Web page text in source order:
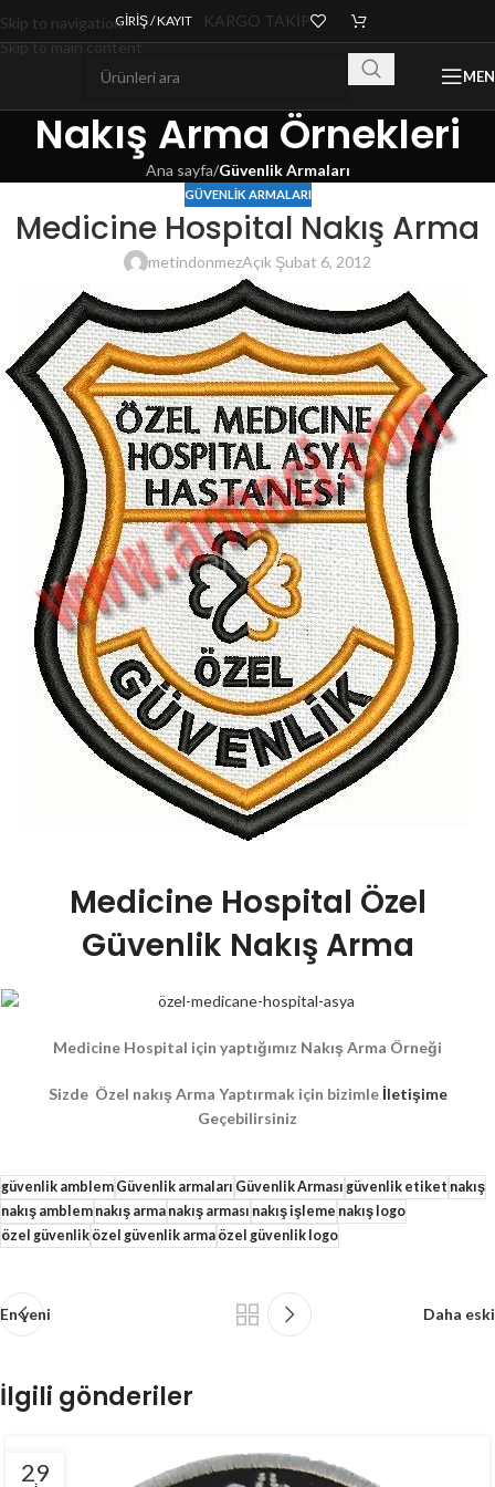
Skip to navigation
Skip to main content
GIRIŞ / KAYIT KARGO TAKİP
Nakış Arma Örnekleri
Ana sayfa/Güvenlik Armaları
GÜVENLIK ARMALARI
Medicine Hospital Nakış Arma
metindonmezAçık Şubat 6, 2012
Medicine Hospital Özel
Güvenlik Nakış Arma
Medicine Hospital için yaptığımız Nakış Arma Örneği
Sizde Özel nakış Arma Yaptırmak için bizimle İletişime
Geçebilirsiniz
güvenlik amblemGüvenlik armaları Güvenlik Arması güvenlik etiket nakış
nakış amblemnakış armanakış arması nakış işleme nakış logo
özel güvenliközel güvenlik armaözel güvenlik logo
En yeni Daha eski
İlgili gönderiler
29